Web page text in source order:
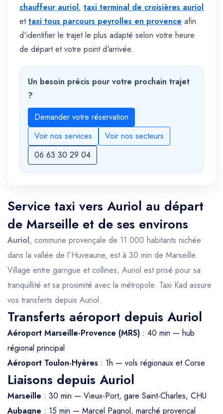
chauffeur auriol, taxi terminal de croisières auriol
ettaxi tous parcours peyrolles en provence afin
d'identifier le trajet le plus adapté selon votre heure
de départ et votre point d'arrivée.
Un besoin précis pour votre prochain trajet
?
Demander votre réservation
Voir nos services
Voir nos secteurs
06 63 30 29 04
Service taxi vers Auriol au départ
de Marseille et de ses environs
Auriol, commune provençale de 11 000 habitants nichée
dans la vallée de l'Huveaune, est à 30 min de Marseille.
Village entre garrigue et collines, Auriol est prisé pour sa
tranquillité et sa proximité avec la métropole. Taxi Kad assure
vos transferts depuis Auriol.
Transferts aéroport depuis Auriol
Aéroport Marseille-Provence (MRS) : 40 min — hub
régional principal
Aéroport Toulon-Hyères : 1h — vols régionaux et Corse
Liaisons depuis Auriol
Marseille : 30 min — Vieux-Port, gare Saint-Charles, CHU
Aubagne : 15 min — Marcel Pagnol, marché provençal